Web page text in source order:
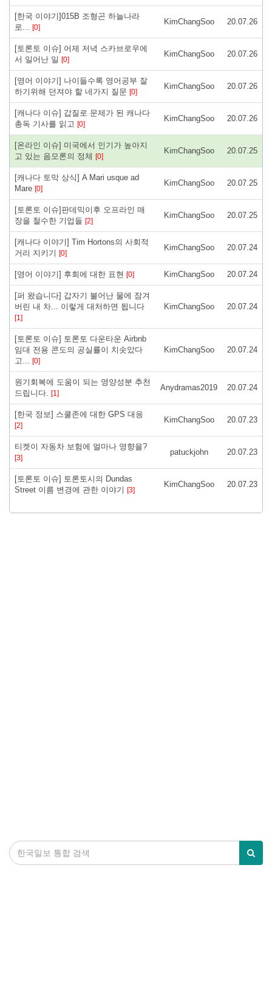
[한국 이야기]015B 조형곤 하늘나라
로... [0]
KimChangSoo 20.07.26
[토론토 이슈] 어제 저녁 스카브로우에
서 일어난 일 [0]
KimChangSoo 20.07.26
[영어 이야기] 나이들수록 영어공부 잘
하기위해 던져야 할 네가지 질문 [0]
KimChangSoo 20.07.26
[캐나다 이슈] 갑질로 문제가 된 캐나다
총독 기사를 읽고 [0]
KimChangSoo 20.07.26
[온라인 이슈] 미국에서 인기가 높아지
고 있는 음모론의 정체 [0]
KimChangSoo 20.07.25
[캐나다 토막 상식] A Mari usque ad
Mare [0]
KimChangSoo 20.07.25
[토론토 이슈]판데믹이후 오프라인 매
장을 철수한 기업들 [2]
KimChangSoo 20.07.25
[캐나다 이야기] Tim Hortons의 사회적
거리 지키기 [0]
KimChangSoo 20.07.24
[영어 이야기] 후회에 대한 표현 [0] KimChangSoo 20.07.24
[퍼 왔습니다] 갑자기 불어난 물에 잠겨
버린 내 차... 이렇게 대처하면 됩니다
[1]
KimChangSoo 20.07.24
[토론토 이슈] 토론토 다운타운 Airbnb
임대 전용 콘도의 공실률이 치솟았다
고... [0]
KimChangSoo 20.07.24
원기회복에 도움이 되는 영양성분 추천
드립니다. [1]
Anydramas2019 20.07.24
[한국 정보] 스쿨존에 대한 GPS 대응
[2]
KimChangSoo 20.07.23
티켓이 자동차 보험에 얼마나 영향을?
[3]
patuckjohn 20.07.23
[토론토 이슈] 토론토시의 Dundas
Street 이름 변경에 관한 이야기 [3]
KimChangSoo 20.07.23